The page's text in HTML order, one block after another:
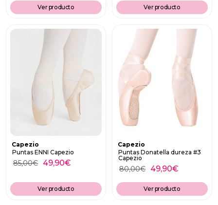
Ver producto Ver producto
Capezio
Puntas ENNI Capezio
85,00€ 49,90€
Ver producto
Capezio
Puntas Donatella dureza #3
Capezio
80,00€ 49,90€
Ver producto